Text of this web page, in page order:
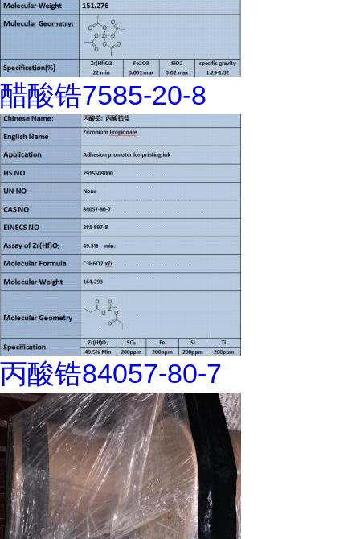
醋酸锆7585-20-8
丙酸锆84057-80-7